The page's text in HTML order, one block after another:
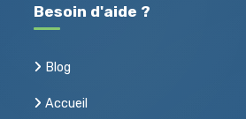
Besoin d'aide ?
Blog
Accueil